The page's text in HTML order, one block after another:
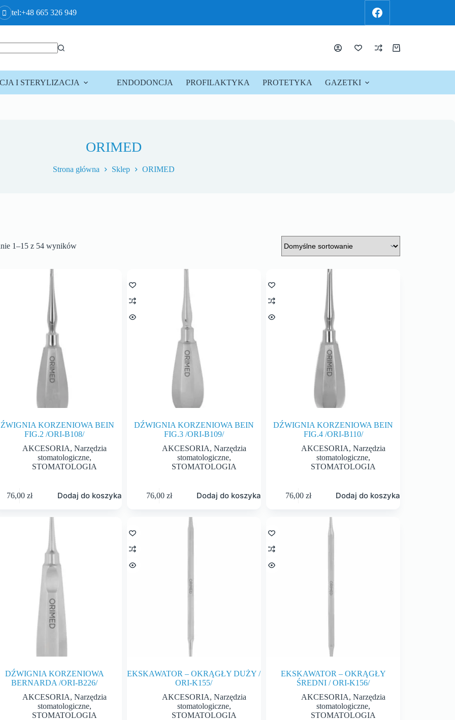
tel:+48 665 326 949
I STERYLIZACJA ENDODONCJA PROFILAKTYKA PROTETYKA GAZETKI
ORIMED
Strona główna Sklep ORIMED
1–15 z 54 wyników
KORZENIOWA BEIN
FIG.2 /ORI-B108/
AKCESORIA,Narzędzia
stomatologiczne,
STOMATOLOGIA
76,00zł Dodaj do koszyka
DŹWIGNIA KORZENIOWA BEIN
FIG.3 /ORI-B109/
AKCESORIA, Narzędzia
stomatologiczne,
STOMATOLOGIA
76,00 zł Dodaj do koszyka
DŹWIGNIA KORZENIOWA BEIN
FIG.4 /ORI-B110/
AKCESORIA,Narzędzia
stomatologiczne,
STOMATOLOGIA
76,00zł Dodaj do koszyka
DŹWIGNIA KORZENIOWA
BERNARDA /ORI-B226/
AKCESORIA,Narzędzia
stomatologiczne,
STOMATOLOGIA
EKSKAWATOR – OKRĄGŁY DUŻY /
ORI-K155/
AKCESORIA, Narzędzia
stomatologiczne,
STOMATOLOGIA
EKSKAWATOR – OKRĄGŁY
ŚREDNI / ORI-K156/
AKCESORIA,Narzędzia
stomatologiczne,
STOMATOLOGIA